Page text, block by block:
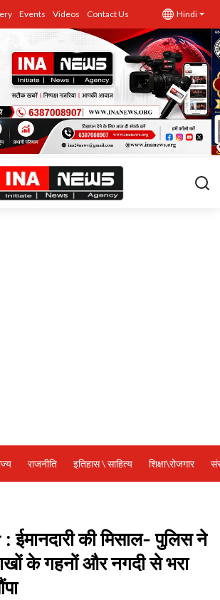
Events Videos Contact Us Hindi
राजनीति इतिहास \ साहित्य शिक्षा\रोजगार
की मिसाल- पुलिस ने
के गहनों और नगदी से भरा